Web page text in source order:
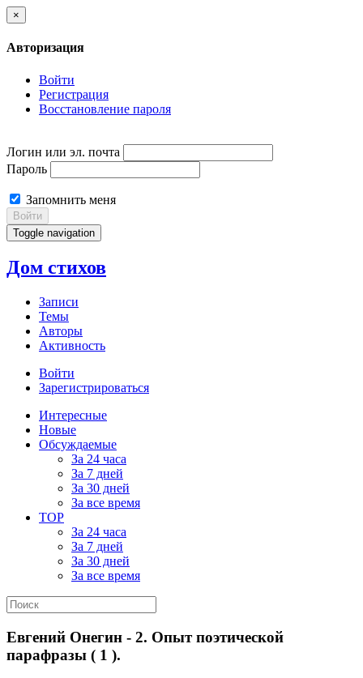
×
Авторизация
Войти
Регистрация
Восстановление пароля
Логин или эл. почта
Пароль
Запомнить меня
Войти
Toggle navigation
Дом стихов
Записи
Темы
Авторы
Активность
Войти
Зарегистрироваться
Интересные
Новые
Обсуждаемые
За 24 часа
За 7 дней
За 30 дней
За все время
TOP
За 24 часа
За 7 дней
За 30 дней
За все время
Евгений Онегин - 2. Опыт поэтической
парафразы ( 1 ).